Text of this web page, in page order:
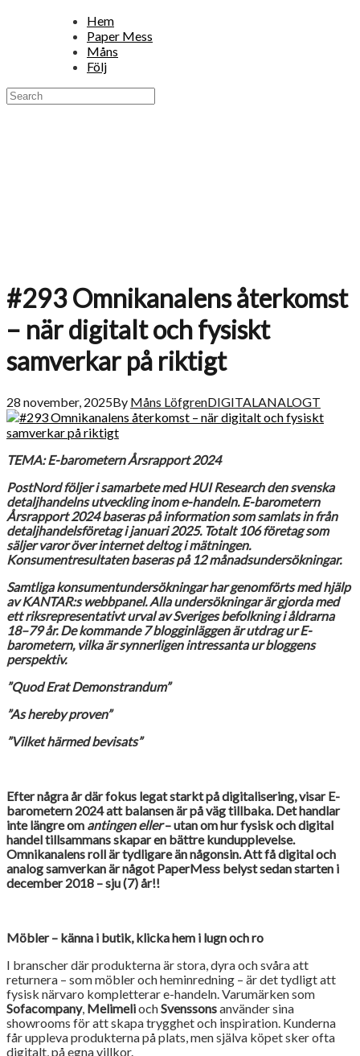
Hem
Paper Mess
Måns
Följ
#293 Omnikanalens återkomst
– när digitalt och fysiskt
samverkar på riktigt
28 november, 2025By Måns LöfgrenDIGITALANALOGT
TEMA: E-barometern Årsrapport 2024
PostNord följer i samarbete med HUI Research den svenska
detaljhandelns utveckling inom e-handeln. E-barometern
Årsrapport 2024 baseras på information som samlats in från
detaljhandelsföretag i januari 2025. Totalt 106 företag som
säljer varor över internet deltog i mätningen.
Konsumentresultaten baseras på 12 månadsundersökningar.
Samtliga konsumentundersökningar har genomförts med hjälp
av KANTAR:s webbpanel. Alla undersökningar är gjorda med
ett riksrepresentativt urval av Sveriges befolkning i åldrarna
18–79 år. De kommande 7 blogginläggen är utdrag ur E-
barometern, vilka är synnerligen intressanta ur bloggens
perspektiv.
”Quod Erat Demonstrandum”
”As hereby proven”
”Vilket härmed bevisats”
Efter några år där fokus legat starkt på digitalisering, visar E-
barometern 2024 att balansen är på väg tillbaka. Det handlar
inte längre om antingen eller– utan om hur fysisk och digital
handel tillsammans skapar en bättre kundupplevelse.
Omnikanalens roll är tydligare än någonsin. Att få digital och
analog samverkan är något PaperMess belyst sedan starten i
december 2018 – sju (7) år!!
Möbler – känna i butik, klicka hem i lugn och ro
I branscher där produkterna är stora, dyra och svåra att
returnera – som möbler och heminredning – är det tydligt att
fysisk närvaro kompletterar e-handeln. Varumärken som
Sofacompany, MelimeliochSvenssonsanvänder sina
showrooms för att skapa trygghet och inspiration. Kunderna
får uppleva produkterna på plats, men själva köpet sker ofta
digitalt, på egna villkor.